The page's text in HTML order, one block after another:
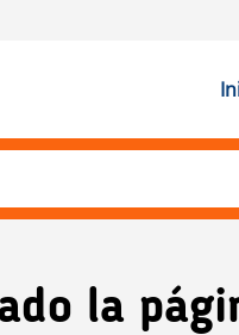
la